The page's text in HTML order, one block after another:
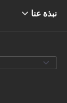
نبذة عنا